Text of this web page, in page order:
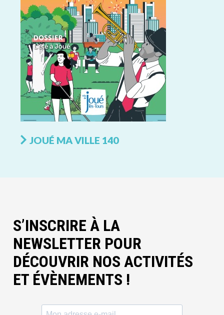
JOUÉ MA VILLE 140
S’INSCRIRE À LA
NEWSLETTER POUR
DÉCOUVRIR NOS ACTIVITÉS
ET ÉVÈNEMENTS !